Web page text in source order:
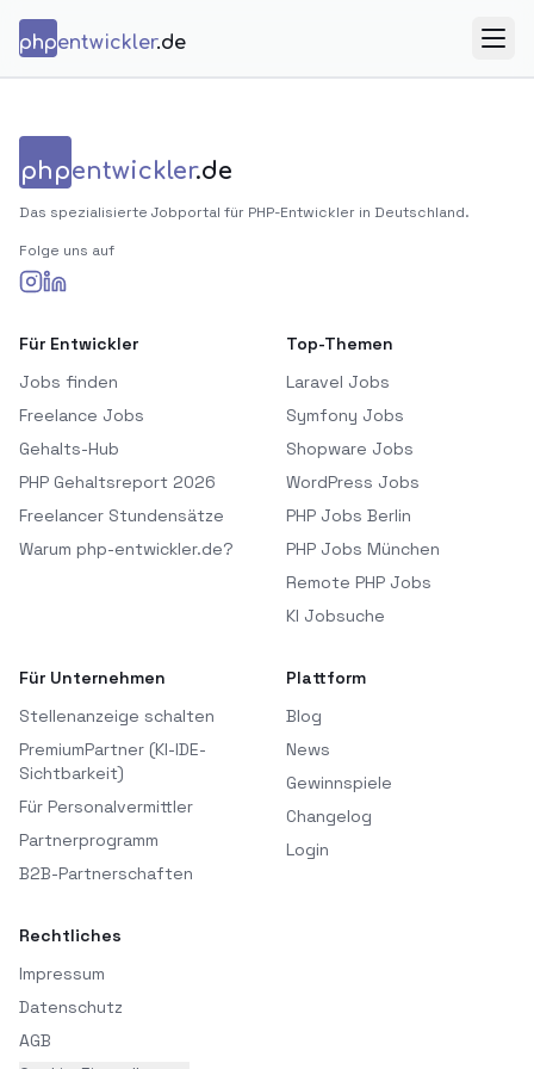
phpentwickler.de
phpentwickler.de
Das spezialisierte Jobportal für PHP-Entwickler in Deutschland.
Folge uns auf
Für Entwickler
Jobs finden
Freelance Jobs
Gehalts-Hub
PHP Gehaltsreport 2026
Freelancer Stundensätze
Warum php-entwickler.de?
Top-Themen
Laravel Jobs
Symfony Jobs
Shopware Jobs
WordPress Jobs
PHP Jobs Berlin
PHP Jobs München
Remote PHP Jobs
KI Jobsuche
Für Unternehmen
Stellenanzeige schalten
PremiumPartner (KI-IDE-
Sichtbarkeit)
Für Personalvermittler
Partnerprogramm
B2B-Partnerschaften
Plattform
Blog
News
Gewinnspiele
Changelog
Login
Rechtliches
Impressum
Datenschutz
AGB